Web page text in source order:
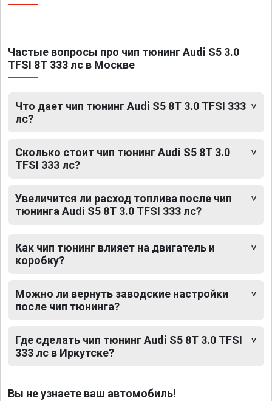
Частые вопросы про чип тюнинг Audi S5 3.0
TFSI 8T 333 лс в Москве
Что дает чип тюнинг Audi S5 8T 3.0 TFSI 333
лс?
Сколько стоит чип тюнинг Audi S5 8T 3.0
TFSI 333 лс?
Увеличится ли расход топлива после чип
тюнинга Audi S5 8T 3.0 TFSI 333 лс?
Как чип тюнинг влияет на двигатель и
коробку?
Можно ли вернуть заводские настройки
после чип тюнинга?
Где сделать чип тюнинг Audi S5 8T 3.0 TFSI
333 лс в Иркутске?
Вы не узнаете ваш автомобиль!